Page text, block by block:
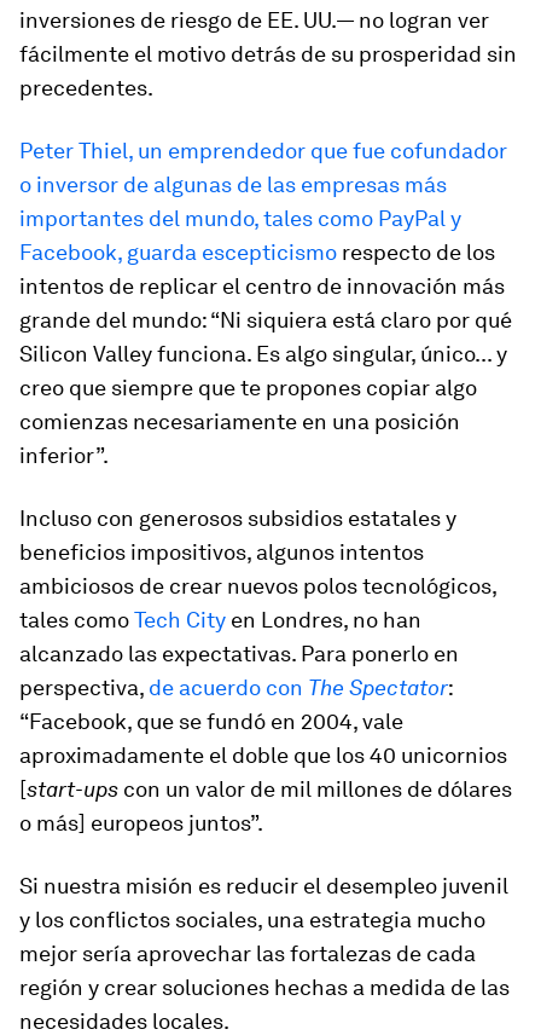
inversiones de riesgo de EE. UU.— no logran ver
fácilmente el motivo detrás de su prosperidad sin
precedentes.
Peter Thiel, un emprendedor que fue cofundador
o inversor de algunas de las empresas más
importantes del mundo, tales como PayPal y
Facebook, guarda escepticismo respecto de los
intentos de replicar el centro de innovación más
grande del mundo: “Ni siquiera está claro por qué
Silicon Valley funciona. Es algo singular, único... y
creo que siempre que te propones copiar algo
comienzas necesariamente en una posición
inferior”.
Incluso con generosos subsidios estatales y
beneficios impositivos, algunos intentos
ambiciosos de crear nuevos polos tecnológicos,
tales comoTech City en Londres, no han
alcanzado las expectativas. Para ponerlo en
perspectiva, de acuerdo con The Spectator:
“Facebook, que se fundó en 2004, vale
aproximadamente el doble que los 40 unicornios
[start-ups con un valor de mil millones de dólares
o más] europeos juntos”.
Si nuestra misión es reducir el desempleo juvenil
y los conflictos sociales, una estrategia mucho
mejor sería aprovechar las fortalezas de cada
región y crear soluciones hechas a medida de las
necesidades locales.